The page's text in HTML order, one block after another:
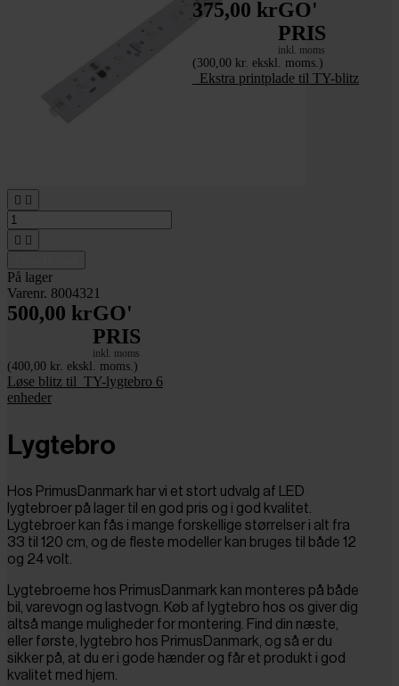
 
 
På lager
Varenr. 8004321
500,00 krGO'
PRIS
inkl. moms
(400,00 kr. ekskl. moms.)
Løse blitz til_TY-lygtebro 6
enheder
375,00 krGO'
PRIS
inkl. moms
(300,00 kr. ekskl. moms.)
_Ekstra printplade til TY-blitz
Lygtebro
Hos PrimusDanmark har vi et stort udvalg af LED
lygtebroer på lager til en god pris og i god kvalitet.
Lygtebroer kan fås i mange forskellige størrelser i alt fra
33 til 120 cm, og de fleste modeller kan bruges til både 12
og 24 volt.
Lygtebroerne hos PrimusDanmark kan monteres på både
bil, varevogn og lastvogn. Køb af lygtebro hos os giver dig
altså mange muligheder for montering. Find din næste,
eller første, lygtebro hos PrimusDanmark, og så er du
sikker på, at du er i gode hænder og får et produkt i god
kvalitet med hjem.